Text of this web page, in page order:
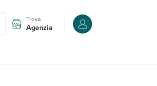
Trova
Agenzia Accedi o registrati